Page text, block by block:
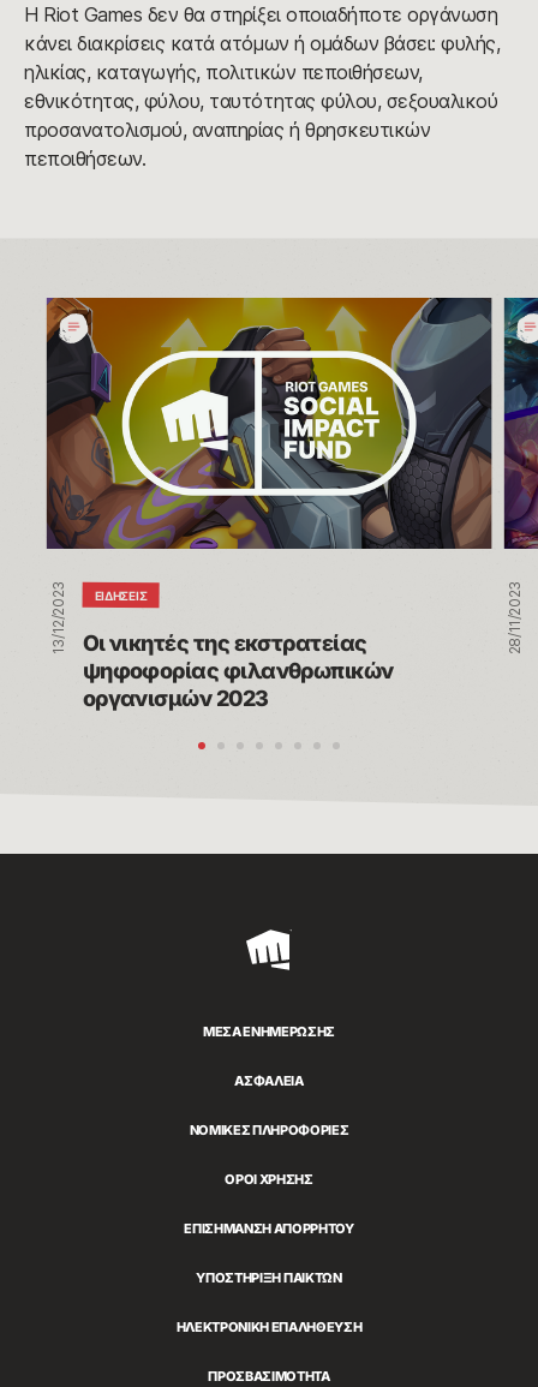
Η Riot Games δεν θα στηρίξει οποιαδήποτε οργάνωση
κάνει διακρίσεις κατά ατόμων ή ομάδων βάσει: φυλής,
ηλικίας, καταγωγής, πολιτικών πεποιθήσεων,
εθνικότητας, φύλου, ταυτότητας φύλου, σεξουαλικού
προσανατολισμού, αναπηρίας ή θρησκευτικών
πεποιθήσεων.
Οι
νικητές
της
εκστρατείας
ψηφοφορίας
φιλανθρωπικών
οργανισμών
2023
ΕΙΔΉΣΕΙΣ
Οι νικητές της εκστρατείας
ψηφοφορίας φιλανθρωπικών
οργανισμών 2023
13/12/2023
Το
της
Riot
τα
50
28/11/2023
Riot
ΜΈΣΑ ΕΝΗΜΈΡΩΣΗΣ
ΑΣΦΆΛΕΙΑ
ΝΟΜΙΚΈΣ ΠΛΗΡΟΦΟΡΊΕΣ
ΌΡΟΙ ΧΡΉΣΗΣ
ΕΠΙΣΉΜΑΝΣΗ ΑΠΟΡΡΉΤΟΥ
ΥΠΟΣΤΉΡΙΞΗ ΠΑΙΚΤΏΝ
ΗΛΕΚΤΡΟΝΙΚΉ ΕΠΑΛΉΘΕΥΣΗ
ΠΡΟΣΒΑΣΙΜΌΤΗΤΑ